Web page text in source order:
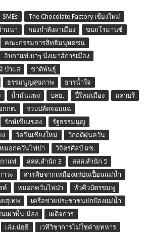
SMEs
The Chocolate Factory เชียงใหม่
านนา กองกำลังผาเมือง
ขบถโรมานซ์
คณะกรรมการสิทธิมนุษยชน
จิบกาแฟเบาๆ นั่งเมาส์การเมือง
ป่าแส
ชาติพันธุ์
ธรรมนูญสุขภาพ
ธารน้ำใจ
น้ำมันแพง บสย. ปี๋ใหม่เมือง
มลาบรี
กกต.
รวบปลัดจอมแฉ
รักษ์เชียงของ
รัฐธรรมนูญ
ง วัดจีนเชียงใหม่
วิกฤติฝุ่นควัน
มอกควันไฟป่า
วิจิตรศิลป์ มช.
าแฟ สสส.สำนัก 3
สสส.สำนัก 5
วะ
สารพิษจากเหมืองแร่ปนเปื้อนแม่น้ำ
ค์ หมอกควันไฟป่า
หัวคิวบัตรชมพู
สุเทพ
เครือข่ายประชาชนปกป้องแม่น้ำ
เผ่าพื้นเมือง
เผด็จการ
เล่งเน่ยยี่
เวทีวิชาการไม่ใช่ค่ายทหาร